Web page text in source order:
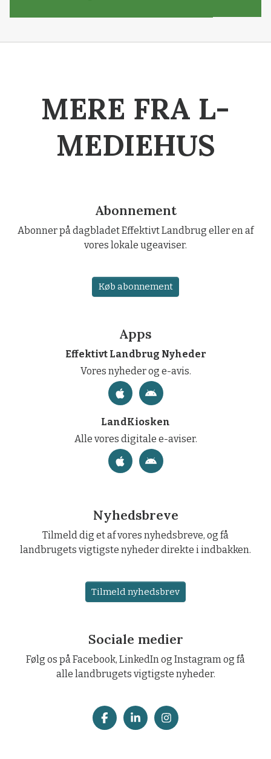
MERE FRA L-
MEDIEHUS
Abonnement
Abonner på dagbladet Effektivt Landbrug eller en af
vores lokale ugeaviser.
Køb abonnement
Apps
Effektivt Landbrug Nyheder
Vores nyheder og e-avis.
LandKiosken
Alle vores digitale e-aviser.
Nyhedsbreve
Tilmeld dig et af vores nyhedsbreve, og få
landbrugets vigtigste nyheder direkte i indbakken.
Tilmeld nyhedsbrev
Sociale medier
Følg os på Facebook, LinkedIn og Instagram og få
alle landbrugets vigtigste nyheder.